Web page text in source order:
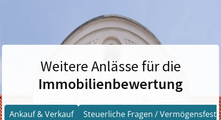
Weitere Anlässe für die
Immobilienbewertung
Ankauf & Verkauf Steuerliche Fragen /